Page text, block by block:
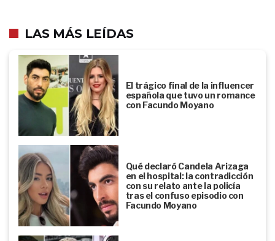
LAS MÁS LEÍDAS
El trágico final de la influencer
española que tuvo un romance
con Facundo Moyano
Qué declaró Candela Arizaga
en el hospital: la contradicción
con su relato ante la policía
tras el confuso episodio con
Facundo Moyano